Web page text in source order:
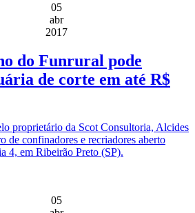
05
abr
2017
do Funrural pode
de corte em até R$
proprietário da Scot Consultoria, Alcides
de confinadores e recriadores aberto
4, em Ribeirão Preto (SP).
05